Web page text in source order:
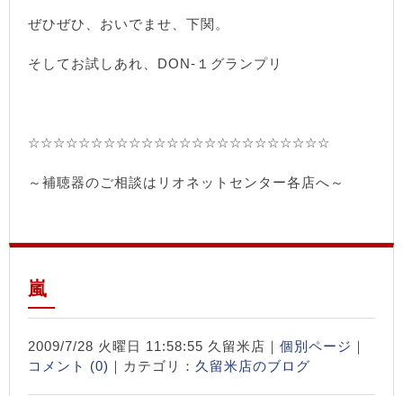
ぜひぜひ、おいでませ、下関。
そしてお試しあれ、DON-１グランプリ
☆☆☆☆☆☆☆☆☆☆☆☆☆☆☆☆☆☆☆☆☆☆☆☆
～補聴器のご相談はリオネットセンター各店へ～
嵐
2009/7/28 火曜日 11:58:55 久留米店｜ 個別ページ ｜
コメント (0) ｜カテゴリ： 久留米店のブログ